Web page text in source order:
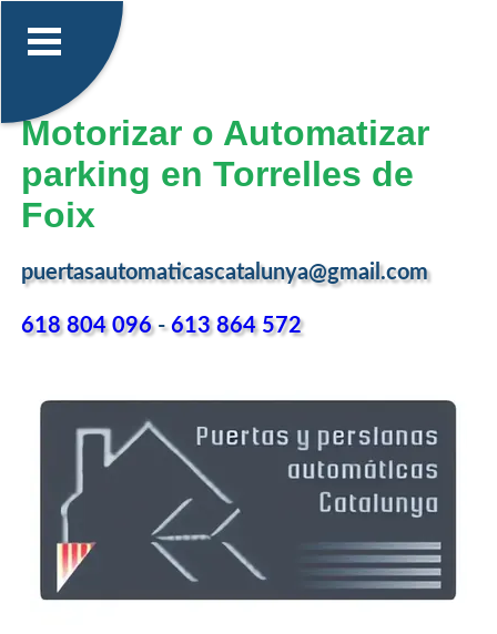
Motorizar o Automatizar
parking en Torrelles de
Foix
puertasautomaticascatalunya@gmail.com
618 804 096-613 864 572